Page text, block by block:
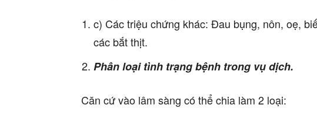
c) Các triệu chứng khác: Đau bụng, nôn, oẹ,
các bắt thịt.
Phân loại tình trạng bệnh trong vụ dịch.
Căn cứ vào lâm sàng có thể chia làm 2 loại: